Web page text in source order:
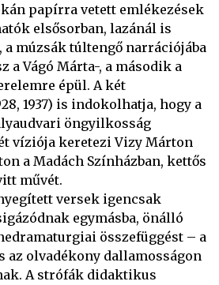
papírra vetett emlékezések
elsősorban, lazánál is
a múzsák túltengő narrációjába
a Vágó Márta-, a második a
épül. A két
1937) is indokolhatja, hogy a
öngyilkosság
víziója keretezi Vizy Márton
a Madách Színházban, kettős
művét.
versek igencsak
egymásba, önálló
összefüggést – a
az olvadékony dallamosságon
A strófák didaktikus